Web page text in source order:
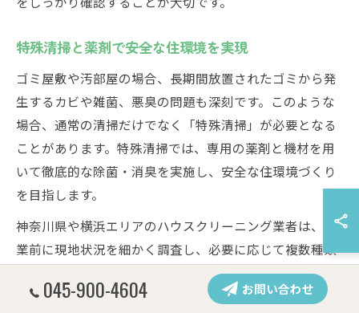
特殊清掃と薬剤で安全な住環境を実現
ゴミ屋敷や汚部屋の場合、長期間放置されたゴミから発
生するカビや雑菌、悪臭の問題も深刻です。このような
場合、通常の清掃だけでなく「特殊清掃」が必要となる
ことがあります。特殊清掃では、専用の薬剤と機材を用
いて徹底的な除菌・消臭を実施し、安全な住環境づくり
を目指します。
神奈川県や横浜エリアのハウスクリーニング業者は、作
業前に現地状況を細かく調査し、必要に応じて複数種類
の薬剤を使い分けます。例えば、細菌やウイルスに強い
消毒薬、カビ用の専用洗浄剤、臭い成分を分解する消臭
045-900-4604 お問い合わせ